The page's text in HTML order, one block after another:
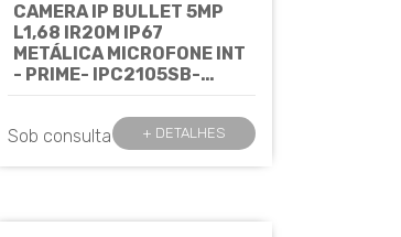
CAMERA IP BULLET 5MP
L1,68 IR20M IP67
METÁLICA MICROFONE INT
- PRIME- IPC2105SB-
Sob consulta + DETALHES